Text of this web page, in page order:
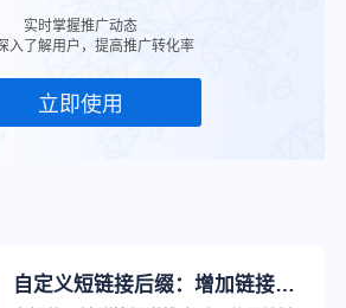
实时掌握推广动态
入了解用户，提高推广转化率
立即使用
自定义短链接后缀：增加链接辨识度与可信度，提升推广转化